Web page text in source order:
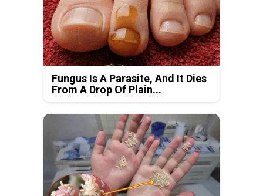
Fungus Is A Parasite, And It Dies
From A Drop Of Plain...